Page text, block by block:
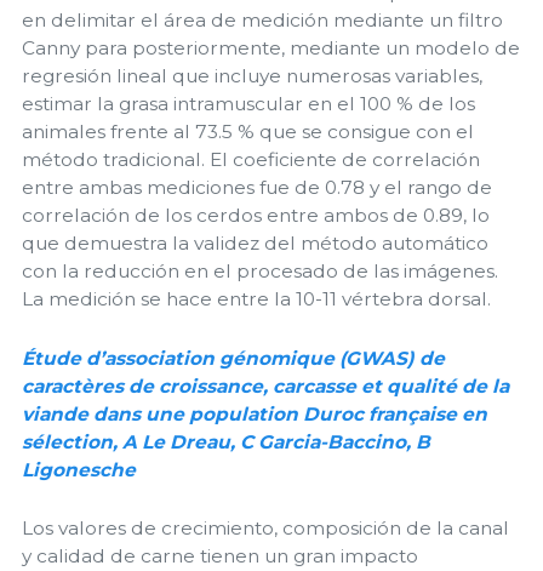
en delimitar el área de medición mediante un filtro
Canny para posteriormente, mediante un modelo de
regresión lineal que incluye numerosas variables,
estimar la grasa intramuscular en el 100 % de los
animales frente al 73.5 % que se consigue con el
método tradicional. El coeficiente de correlación
entre ambas mediciones fue de 0.78 y el rango de
correlación de los cerdos entre ambos de 0.89, lo
que demuestra la validez del método automático
con la reducción en el procesado de las imágenes.
La medición se hace entre la 10-11 vértebra dorsal.
Étude d’association génomique (GWAS) de
caractères de croissance, carcasse et qualité de la
viande dans une population Duroc française en
sélection, A Le Dreau, C Garcia-Baccino, B
Ligonesche
Los valores de crecimiento, composición de la canal
y calidad de carne tienen un gran impacto